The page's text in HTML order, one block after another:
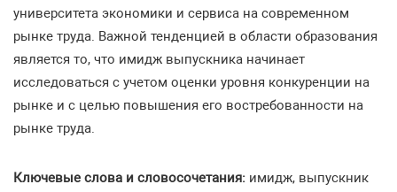
университета экономики и сервиса на современном
рынке труда. Важной тенденцией в области образования
является то, что имидж выпускника начинает
исследоваться с учетом оценки уровня конкуренции на
рынке и с целью повышения его востребованности на
рынке труда.
Ключевые слова и словосочетания: имидж, выпускник